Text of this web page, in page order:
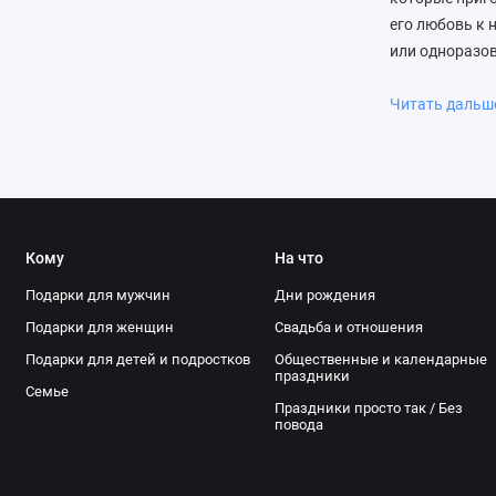
его любовь к
или
Читать
Кому
Подарки для мужчин
Подарки для женщин
Подарки для детей и подростков
Семье
На что
Дни рождения
Свадьба и отношения
Общественные и календарные
праздники
Праздники просто так / Без
повода